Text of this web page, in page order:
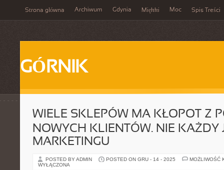
Strona główna Archiwum Gdynia Miękki Moc Spis Treści
GÓRNIK
WIELE SKLEPÓW MA KŁOPOT Z
NOWYCH KLIENTÓW. NIE KAŻDY
MARKETINGU
POSTED BY ADMIN POSTED ON GRU - 14 - 2025
MOŻLIWOŚĆ
WYŁĄCZONA